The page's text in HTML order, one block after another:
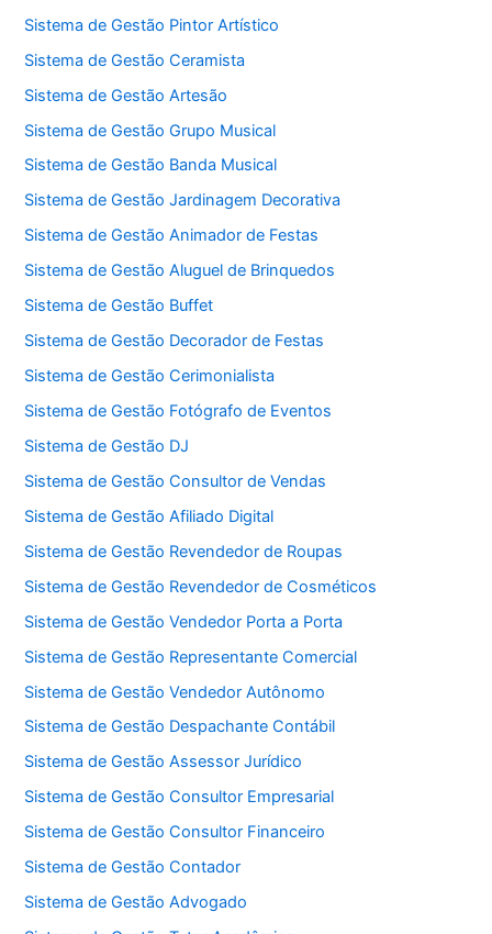
Sistema de Gestão Pintor Artístico
Sistema de Gestão Ceramista
Sistema de Gestão Artesão
Sistema de Gestão Grupo Musical
Sistema de Gestão Banda Musical
Sistema de Gestão Jardinagem Decorativa
Sistema de Gestão Animador de Festas
Sistema de Gestão Aluguel de Brinquedos
Sistema de Gestão Buffet
Sistema de Gestão Decorador de Festas
Sistema de Gestão Cerimonialista
Sistema de Gestão Fotógrafo de Eventos
Sistema de Gestão DJ
Sistema de Gestão Consultor de Vendas
Sistema de Gestão Afiliado Digital
Sistema de Gestão Revendedor de Roupas
Sistema de Gestão Revendedor de Cosméticos
Sistema de Gestão Vendedor Porta a Porta
Sistema de Gestão Representante Comercial
Sistema de Gestão Vendedor Autônomo
Sistema de Gestão Despachante Contábil
Sistema de Gestão Assessor Jurídico
Sistema de Gestão Consultor Empresarial
Sistema de Gestão Consultor Financeiro
Sistema de Gestão Contador
Sistema de Gestão Advogado